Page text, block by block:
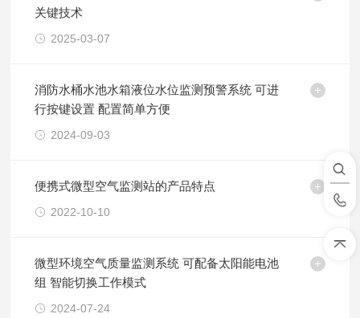
关键技术
2025-03-07
消防水桶水池水箱液位水位监测预警系统 可进
行按键设置 配置简单方便
2024-09-03
便携式微型空气监测站的产品特点
2022-10-10
微型环境空气质量监测系统 可配备太阳能电池
组 智能切换工作模式
2024-07-24